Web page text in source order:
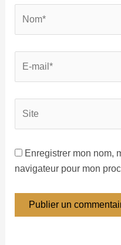
Enregistrer mon nom,
navigateur pour mon